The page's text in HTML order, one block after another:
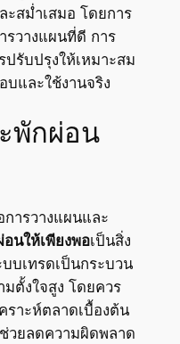
สม่ำเสมอ โดยการ
วางแผนที่ดี การ
รับปรุงให้เหมาะสม
และใช้งานจริง
พักผ่อน
ารวางแผนและ
อนให้เพียงพอเป็นสิ่ง
บเทรดเป็นกระบวน
ตั้งใจสูง โดยควร
ราะห์ตลาดเบื้องต้น
วยลดความผิดพลาด